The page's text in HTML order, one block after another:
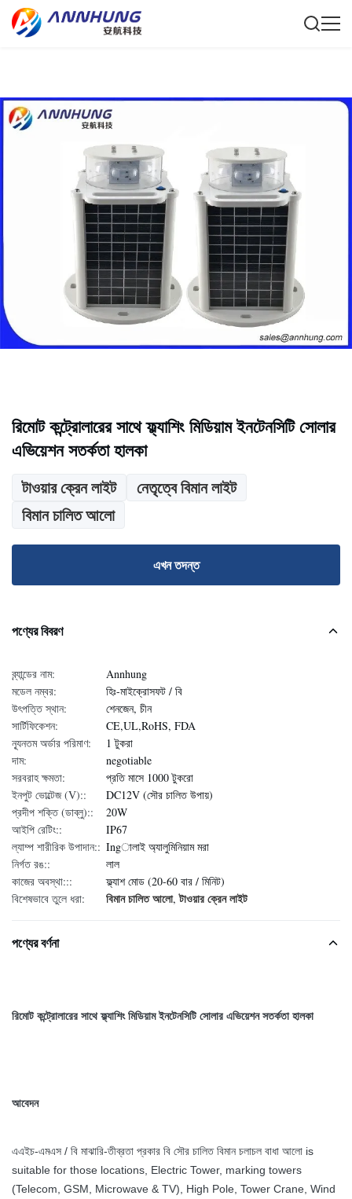
রিমোট কন্ট্রোলারের সাথে ফ্ল্যাশিং মিডিয়াম ইনটেনসিটি সোলার
এভিয়েশন সতর্কতা হালকা
টাওয়ার ক্রেন লাইট
নেতৃত্বে বিমান লাইট
বিমান চালিত আলো
এখন তদন্ত
পণ্যের বিবরণ
ব্র্যান্ডের নাম:
Annhung
মডেল নম্বর:
হিঃ-মাইক্রোসফট / বি
উৎপত্তি স্থান:
শেনজেন, চীন
সার্টিফিকেশন:
CE,UL,RoHS, FDA
ন্যূনতম অর্ডার পরিমাণ:
1 টুকরা
দাম:
negotiable
সরবরাহ ক্ষমতা:
প্রতি মাসে 1000 টুকরো
ইনপুট ভোল্টেজ (V)::
DC12V (সৌর চালিত উপায়)
প্রদীপ শক্তি (ডাব্লু)::
20W
আইপি রেটিং::
IP67
ল্যাম্প শারীরিক উপাদান:: Ingালাই অ্যালুমিনিয়াম মরা
নির্গত রঙ::
লাল
কাজের অবস্থা:::
ফ্ল্যাশ মোড (20-60 বার / মিনিট)
বিশেষভাবে তুলে ধরা:
বিমান চালিত আলো,টাওয়ার ক্রেন লাইট
পণ্যের বর্ণনা
রিমোট কন্ট্রোলারের সাথে ফ্ল্যাশিং মিডিয়াম ইনটেনসিটি সোলার এভিয়েশন সতর্কতা হালকা
আবেদন
এএইচ-এমএস / বি মাঝারি-তীব্রতা প্রকার বি সৌর চালিত বিমান চলাচল বাধা আলো is
suitable for those locations, Electric Tower, marking towers
(Telecom, GSM, Microwave & TV), High Pole, Tower Crane, Wind